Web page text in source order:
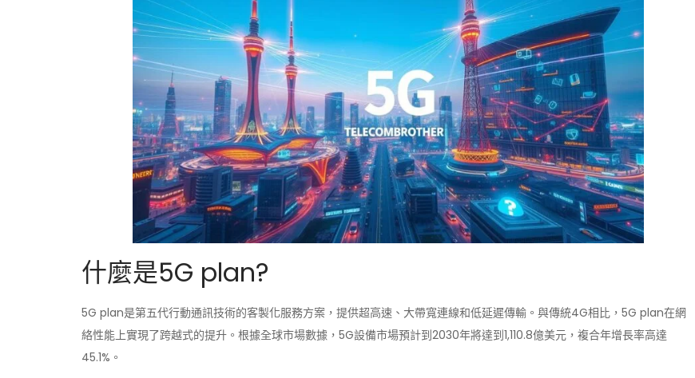
什麼是5G plan?
5G plan是第五代行動通訊技術的客製化服務方案，提供超高速、大帶寬連線和低延遲傳輸。與傳統4G相比，5G plan在網
絡性能上實現了跨越式的提升。根據全球市場數據，5G設備市場預計到2030年將達到1,110.8億美元，複合年增長率高達
45.1%。